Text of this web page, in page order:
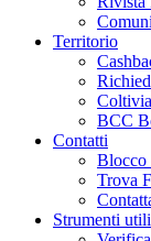
Territorio
BCC
Contatti
Blocco
Trova
Strumenti utili